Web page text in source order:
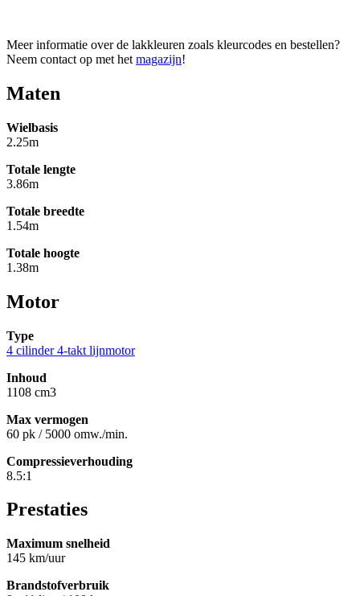
Meer informatie over de lakkleuren zoals kleurcodes en bestellen?
Neem contact op met het magazijn!
Maten
Wielbasis
2.25m
Totale lengte
3.86m
Totale breedte
1.54m
Totale hoogte
1.38m
Motor
Type
4 cilinder 4-takt lijnmotor
Inhoud
1108 cm3
Max vermogen
60 pk / 5000 omw./min.
Compressieverhouding
8.5:1
Prestaties
Maximum snelheid
145 km/uur
Brandstofverbruik